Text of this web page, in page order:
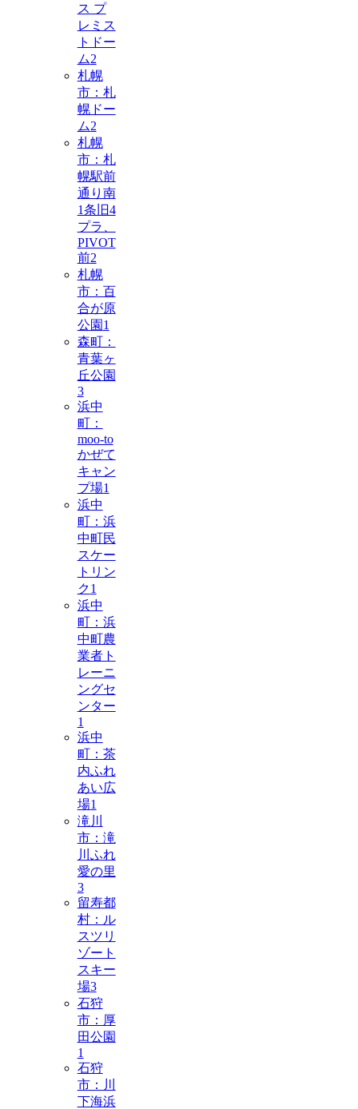
ス プ
レミス
トドー
ム2
札幌
市：札
幌ドー
ム2
札幌
市：札
幌駅前
通り南
1条旧4
プラ、
PIVOT
前2
札幌
市：百
合が原
公園 1
森町：
青葉ヶ
丘公園
3
浜中
町：
moo-to
かぜて
キャン
プ場1
浜中
町：浜
中町民
スケー
トリン
ク1
浜中
町：浜
中町農
業者ト
レーニ
ングセ
ンター
1
浜中
町：茶
内ふれ
あい広
場1
滝川
市：滝
川ふれ
愛の里
3
留寿都
村：ル
スツリ
ゾート
スキー
場3
石狩
市：厚
田公園
1
石狩
市：川
下海浜